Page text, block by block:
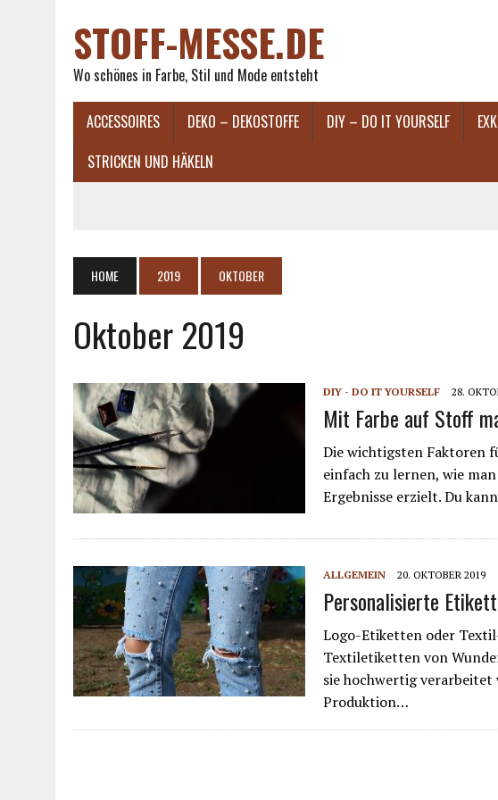
STOFF-MESSE.DE
Wo schönes in Farbe, Stil und Mode entsteht
ACCESSOIRES DEKO – DEKOSTOFFE DIY – DO IT YOURSELF
STRICKEN UND HÄKELN
HOME 2019 OKTOBER
Oktober 2019
DIY - DO IT YOURSELF 28.
Mit Farbe auf Stoff
Die wichtigsten Faktoren
einfach zu lernen, wie
Ergebnisse erzielt. Du
ALLGEMEIN 20. OKTOBER 2019
Personalisierte
Logo-Etiketten oder
Textiletiketten von
sie hochwertig verarbeitet
Produktion…